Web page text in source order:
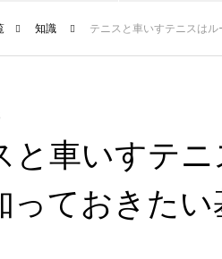
知識 テニスと車いすテニスは
と車いすテ
っておきたい